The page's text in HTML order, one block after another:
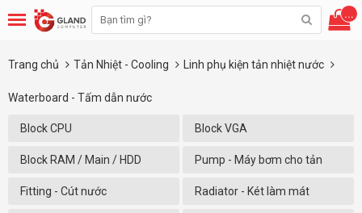
...
Trang chủ Tản Nhiệt - Cooling Linh phụ kiện tản nhiệt nước
Waterboard - Tấm dẫn nước
Block CPU Block VGA
Block RAM / Main / HDD Pump - Máy bơm cho tản
nhiệt nước
Fitting - Cút nước Radiator - Két làm mát